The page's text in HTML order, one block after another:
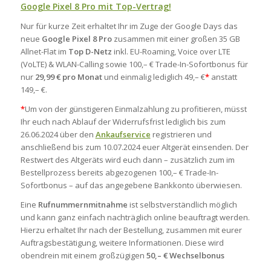
Google Pixel 8 Pro mit Top-Vertrag!
Nur für kurze Zeit erhaltet Ihr im Zuge der Google Days das
neue Google Pixel 8 Prozusammen mit einer großen 35 GB
Allnet-Flat im Top D-Netz inkl. EU-Roaming, Voice over LTE
(VoLTE) & WLAN-Calling sowie 100,– € Trade-In-Sofortbonus für
nur 29,99 € pro Monatund einmalig lediglich 49,– €*anstatt
149,– €.
*Um von der günstigeren Einmalzahlung zu profitieren, müsst
Ihr euch nach Ablauf der Widerrufsfrist lediglich bis zum
26.06.2024 über den Ankaufservice registrieren und
anschließend bis zum 10.07.2024 euer Altgerät einsenden. Der
Restwert des Altgeräts wird euch dann – zusätzlich zum im
Bestellprozess bereits abgezogenen 100,– € Trade-In-
Sofortbonus – auf das angegebene Bankkonto überwiesen.
Eine Rufnummernmitnahme ist selbstverständlich möglich
und kann ganz einfach nachträglich online beauftragt werden.
Hierzu erhaltet Ihr nach der Bestellung, zusammen mit eurer
Auftragsbestätigung, weitere Informationen. Diese wird
obendrein mit einem großzügigen 50,– € Wechselbonus